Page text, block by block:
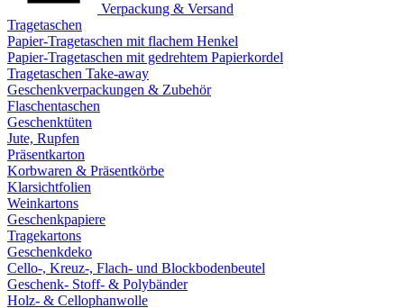
Verpackung & Versand
Tragetaschen
Papier-Tragetaschen mit flachem Henkel
Papier-Tragetaschen mit gedrehtem Papierkordel
Tragetaschen Take-away
Geschenkverpackungen & Zubehör
Flaschentaschen
Geschenktüten
Jute, Rupfen
Präsentkarton
Korbwaren & Präsentkörbe
Klarsichtfolien
Weinkartons
Geschenkpapiere
Tragekartons
Geschenkdeko
Cello-, Kreuz-, Flach- und Blockbodenbeutel
Geschenk- Stoff- & Polybänder
Holz- & Cellophanwolle